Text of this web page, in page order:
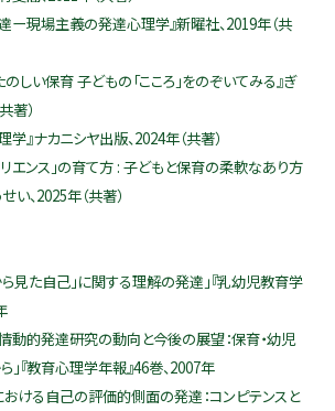
ー現場主義の発達心理学』新曜社、2019年（共
のしい保育 子どもの「こころ」をのぞいてみる』ぎ
著）
』ナカニシヤ出版、2024年（共著）
リエンス」の育て方 : 子どもと保育の柔軟なあり方
い、2025年（共著）
ら見た自己」に関する理解の発達」『乳幼児教育学
動的発達研究の動向と今後の展望：保育・幼児
」『教育心理学年報』46巻、2007年
おける自己の評価的側面の発達：コンピテンスと